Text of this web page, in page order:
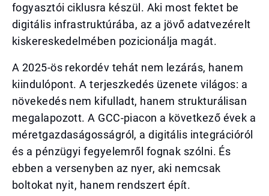
fogyasztói ciklusra készül. Aki most fektet be
digitális infrastruktúrába, az a jövő adatvezérelt
kiskereskedelmében pozicionálja magát.
A 2025-ös rekordév tehát nem lezárás, hanem
kiindulópont. A terjeszkedés üzenete világos: a
növekedés nem kifulladt, hanem strukturálisan
megalapozott. A GCC-piacon a következő évek a
méretgazdaságosságról, a digitális integrációról
és a pénzügyi fegyelemről fognak szólni. És
ebben a versenyben az nyer, aki nemcsak
boltokat nyit, hanem rendszert épít.